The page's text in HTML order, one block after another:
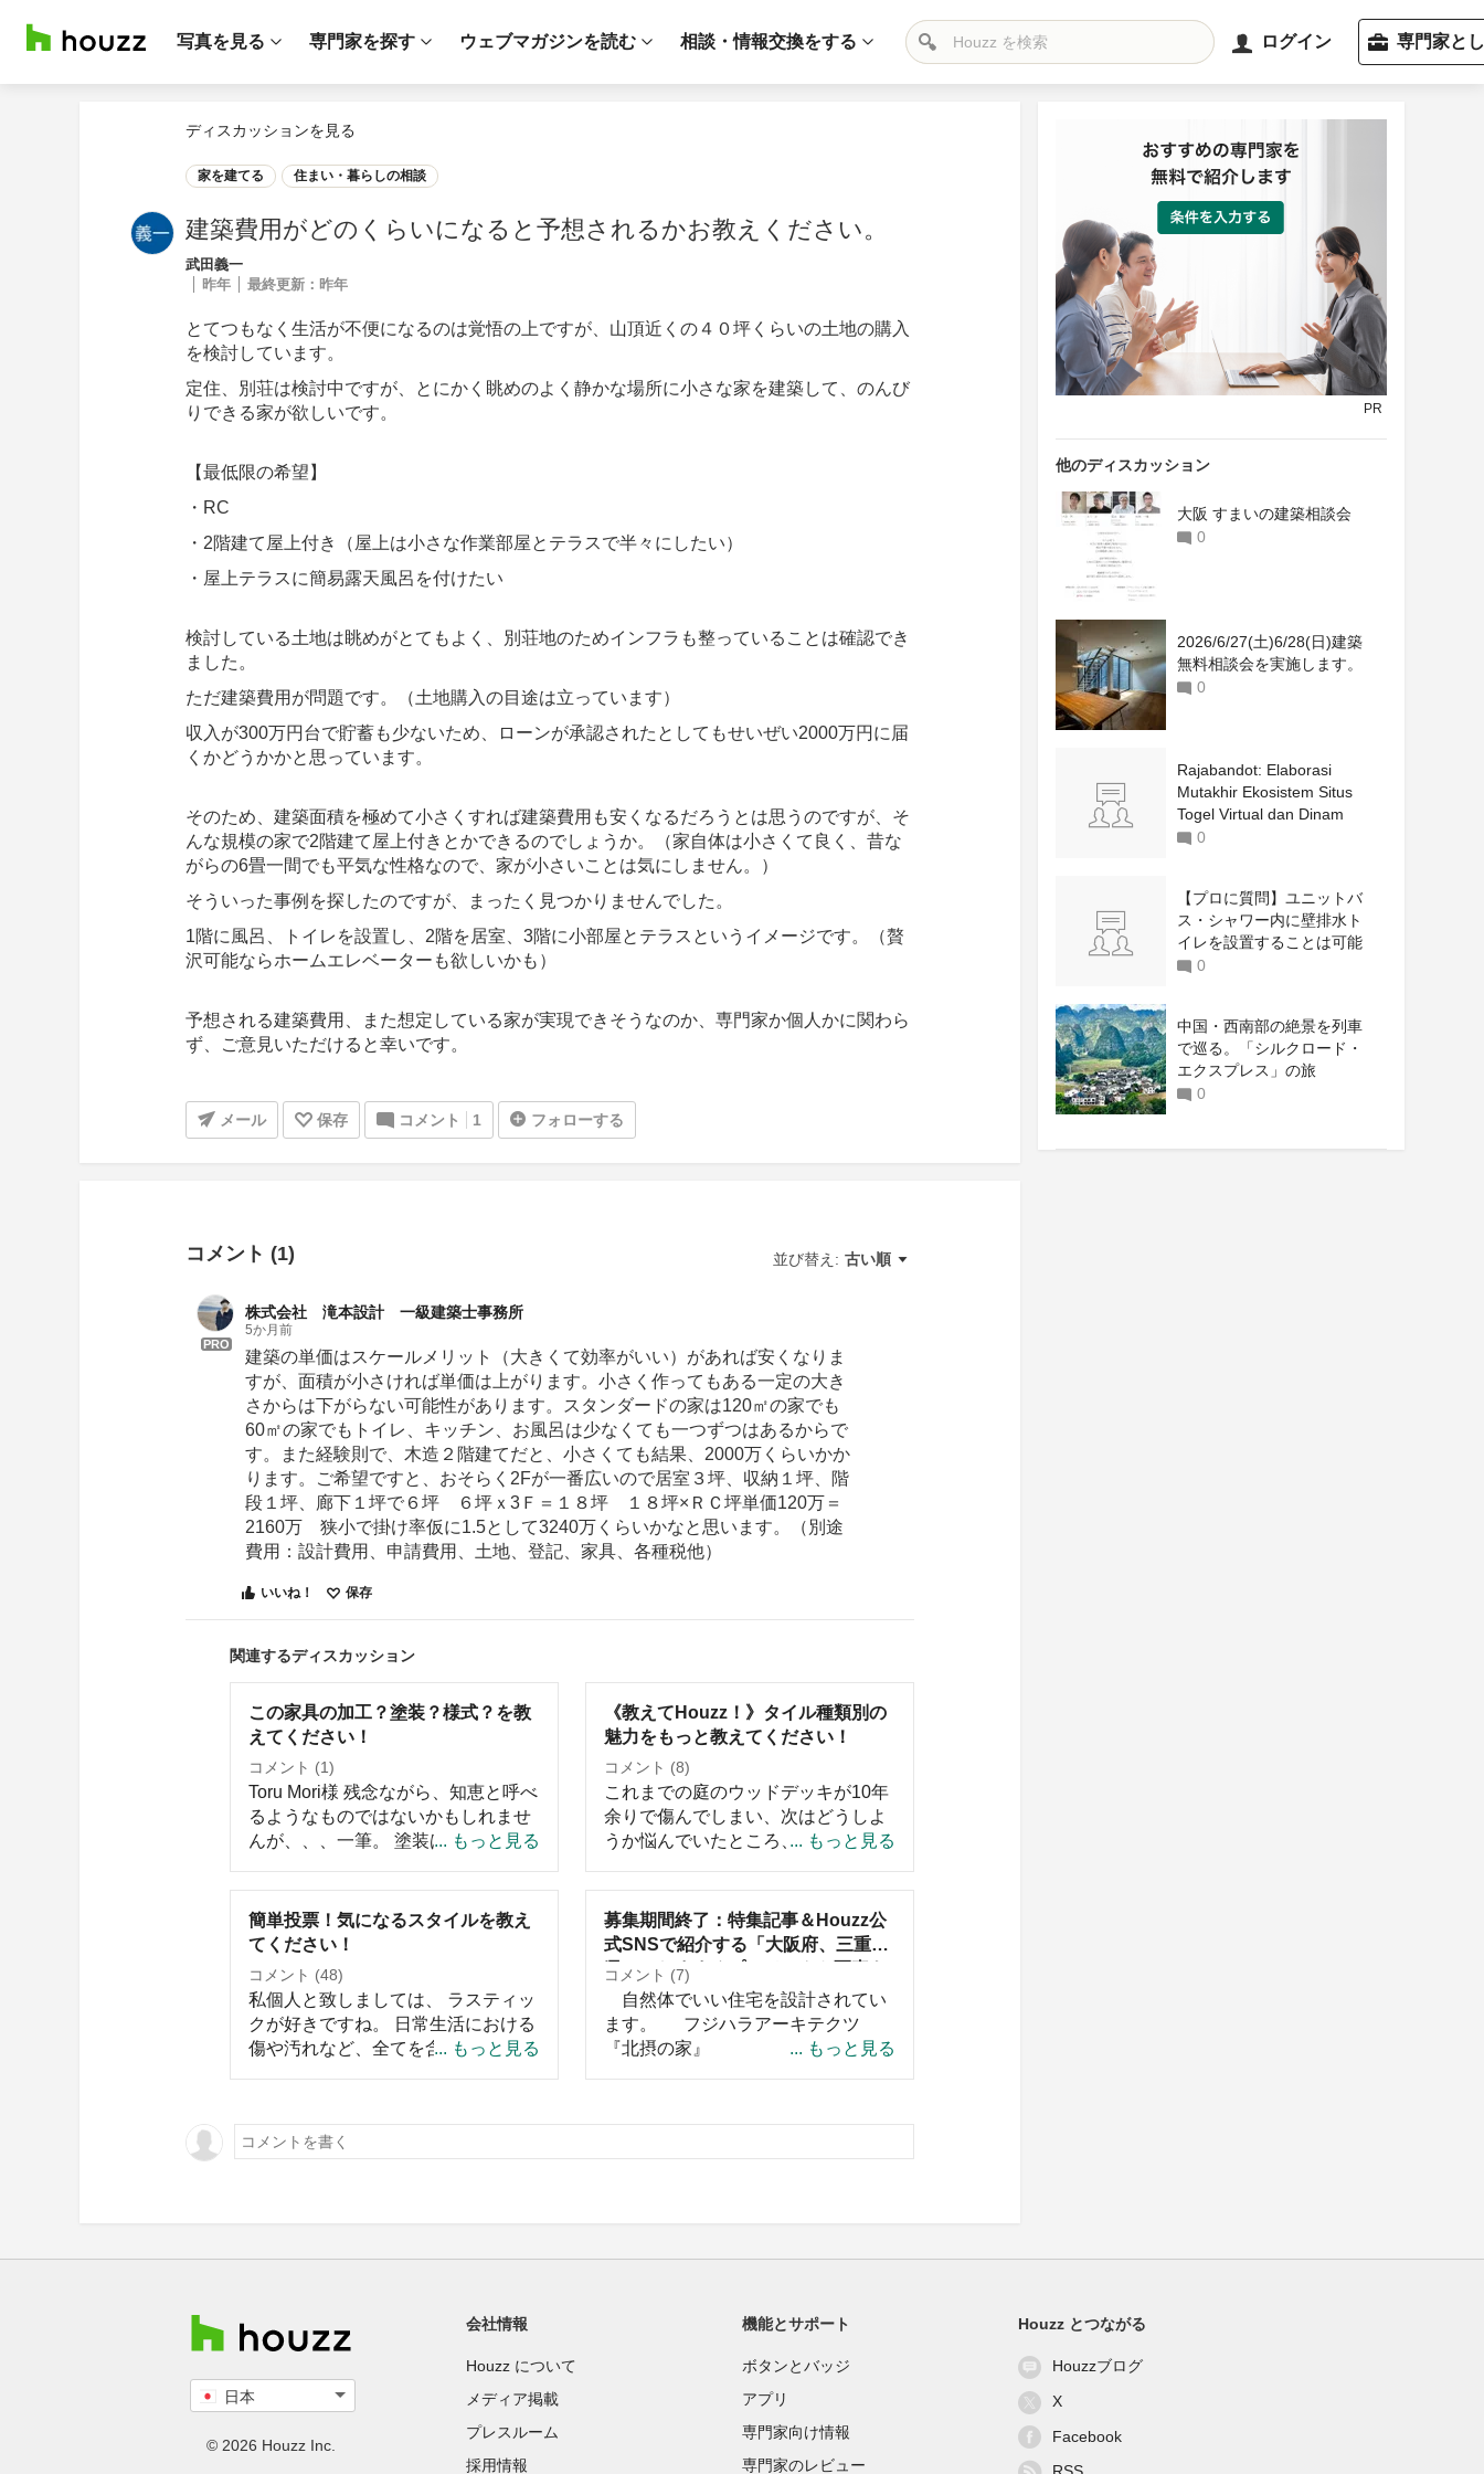
写真を見る 専門家を探す ウェブマガジンを読む 相談・情報交換をする ログイン 専門家と
ディスカッションを見る
家を建てる 住まい・暮らしの相談
建築費用がどのくらいになると予想されるかお教えください。
武田義一
昨年
最終更新： 昨年
とてつもなく生活が不便になるのは覚悟の上ですが、山頂近くの４０坪くらいの土地の購入
を検討しています。
定住、別荘は検討中ですが、とにかく眺めのよく静かな場所に小さな家を建築して、のんび
りできる家が欲しいです。
【最低限の希望】
・RC
・2階建て屋上付き（屋上は小さな作業部屋とテラスで半々にしたい）
・屋上テラスに簡易露天風呂を付けたい
検討している土地は眺めがとてもよく、別荘地のためインフラも整っていることは確認でき
ました。
ただ建築費用が問題です。（土地購入の目途は立っています）
収入が300万円台で貯蓄も少ないため、ローンが承認されたとしてもせいぜい2000万円に届
くかどうかかと思っています。
そのため、建築面積を極めて小さくすれば建築費用も安くなるだろうとは思うのですが、そ
んな規模の家で2階建て屋上付きとかできるのでしょうか。（家自体は小さくて良く、昔な
がらの6畳一間でも平気な性格なので、家が小さいことは気にしません。）
そういった事例を探したのですが、まったく見つかりませんでした。
1階に風呂、トイレを設置し、2階を居室、3階に小部屋とテラスというイメージです。（贅
沢可能ならホームエレベーターも欲しいかも）
予想される建築費用、また想定している家が実現できそうなのか、専門家か個人かに関わら
ず、ご意見いただけると幸いです。
メール 保存 コメント 1 フォローする
並び替え: 古い順
コメント (1)
PRO
株式会社 滝本設計 一級建築士事務所
5か月前
建築の単価はスケールメリット（大きくて効率がいい）があれば安くなりま
すが、面積が小さければ単価は上がります。小さく作ってもある一定の大き
さからは下がらない可能性があります。スタンダードの家は120㎡の家でも
60㎡の家でもトイレ、キッチン、お風呂は少なくても一つずつはあるからで
す。また経験則で、木造２階建てだと、小さくても結果、2000万くらいかか
ります。ご希望ですと、おそらく2Fが一番広いので居室３坪、収納１坪、階
段１坪、廊下１坪で６坪 ６坪ｘ3Ｆ＝１８坪 １８坪×ＲＣ坪単価120万＝
2160万 狭小で掛け率仮に1.5として3240万くらいかなと思います。（別途
費用：設計費用、申請費用、土地、登記、家具、各種税他）
いいね！ 保存
関連するディスカッション
この家具の加工？塗装？様式？を教
えてください！
コメント (1)
Toru Mori様 残念ながら、知恵と呼べ
るようなものではないかもしれませ
んが、、、一筆。 塗装はよくわかり
スといった科学系塗料かと推測され
ます。 木目は最高級の玉杢と呼ばれ
る木の木目を描いたものでしょう。
は葡萄杢をデザインしたのでは？本
物の杢目の化粧ベニヤを貼ると素材
だけで非常に高価になります。手に
入れるのも大変です。ホテルという
ことなので、部屋分の数を揃えるの
は。
https://www.maturiya.co.jp/fs/kagu/higashigokencho/t708
も黒い部分が少ないまたは木目の形
が悪いときに、墨でそれらしく描い
ているのを見たことがあります。 以
上、乱文お許しのほど。
... もっと見る
《教えてHouzz！》タイル種類別の
魅力をもっと教えてください！
コメント (8)
これまでの庭のウッドデッキが10年
余りで傷んでしまい、次はどうしよ
うか悩んでいたところ、メンテナン
はどうか？という案がでて庭のリフ
ォームと合わせて作りました。 夏場
は、照り返しやタイルが熱くなるの
では？と、不安もありましたが、実
際は思ったほどではなく、写真のよ
うにタープで日陰を作れば解消でき
ました。 タイルが焼き付くようなこ
ともなく、むしろ少しひんやりとし
て気持ちがいいくらいです。 ウッド
わってきます。 また、タイルの汚れ
もなく、メンテナンスもほとんどか
えば、木と比べて固いということ
と、施工は素人では難しいことでし
ょうか。 ご参考になればうれしいで
... もっと見る
簡単投票！気になるスタイルを教え
てください！
コメント (48)
私個人と致しましては、 ラスティッ
クが好きですね。 日常生活における
傷や汚れなど、全てを含んでも良い
しめる事です（笑）。
... もっと見る
募集期間終了：特集記事＆Houzz公
式SNSで紹介する「大阪府、三重
県」のおすすめプロジェクト写真を
教えてください
コメント (7)
自然体でいい住宅を設計されてい
ます。 フジハラアーキテクツ
『北摂の家』
の「豪邸」拝見 より
... もっと見る
PR
他のディスカッション
大阪 すまいの建築相談会
0
2026/6/27(土)6/28(日)建築
無料相談会を実施します。
0
Rajabandot: Elaborasi
Mutakhir Ekosistem Situs
Togel Virtual dan Dinam
0
【プロに質問】ユニットバ
ス・シャワー内に壁排水ト
イレを設置することは可能
ですか？
0
中国・西南部の絶景を列車
で巡る。「シルクロード・
エクスプレス」の旅
0
日本
© 2026 Houzz Inc.
会社情報
Houzz について
メディア掲載
プレスルーム
採用情報
機能とサポート
ボタンとバッジ
アプリ
専門家向け情報
専門家のレビュー
Houzz とつながる
Houzzブログ
X
Facebook